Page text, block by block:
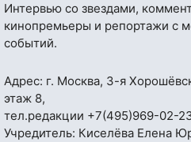
Интервью со звездами,
кинопремьеры и репортажи с
событий.
Адрес: г. Москва, 3-я
этаж 8,
тел.редакции +7(495)969-02-
Учредитель: Киселёва Елена